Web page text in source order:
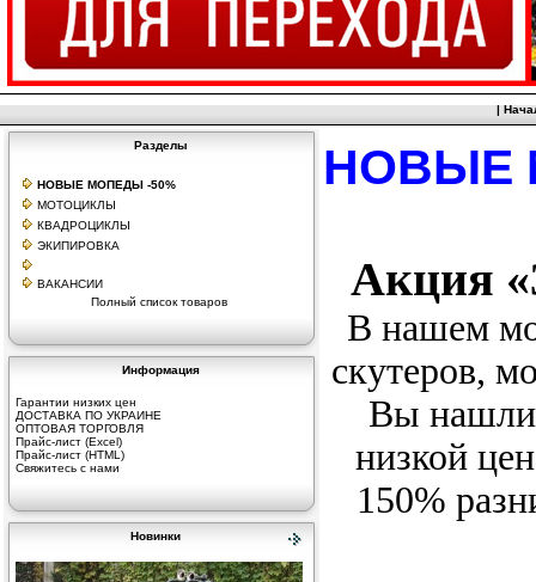
|
Разделы
НОВЫЕ МОПЕДЫ -50%
МОТОЦИКЛЫ
КВАДРОЦИКЛЫ
ЭКИПИРОВКА
ВАКАНСИИ
Полный список товаров
Информация
Гарантии низких цен
ДОСТАВКА ПО УКРАИНЕ
ОПТОВАЯ ТОРГОВЛЯ
Прайс-лист (Excel)
Прайс-лист (HTML)
Свяжитесь с нами
Новинки
НОВЫЕ
Акция
В нашем
скутеров,
Вы нашли
низкой
150%